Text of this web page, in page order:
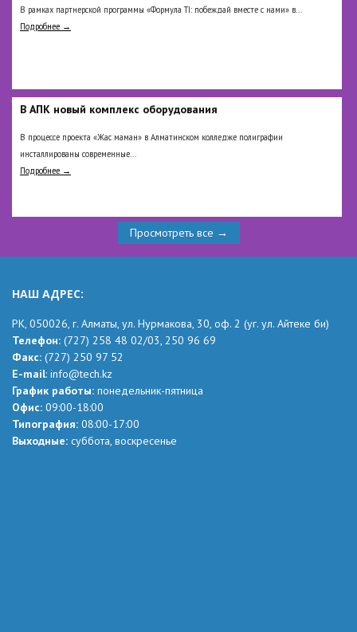
В рамках партнерской программы «Формула TI: побеждай вместе с нами» в...
Подробнее →
В АПК новый комплекс оборудования
В процессе проекта «Жас маман» в Алматинском колледже полиграфии
инсталлированы современные...
Подробнее →
Просмотреть все →
НАШ АДРЕС:
РК, 050026, г. Алматы, ул. Нурмакова, 30, оф. 2 (уг. ул. Айтеке би)
Телефон: (727) 258 48 02/03, 250 96 69
Факс: (727) 250 97 52
Е-mail: info@tech.kz
График работы: понедельник-пятница
Офис: 09:00-18:00
Типография: 08:00-17:00
Выходные: суббота, воскресенье